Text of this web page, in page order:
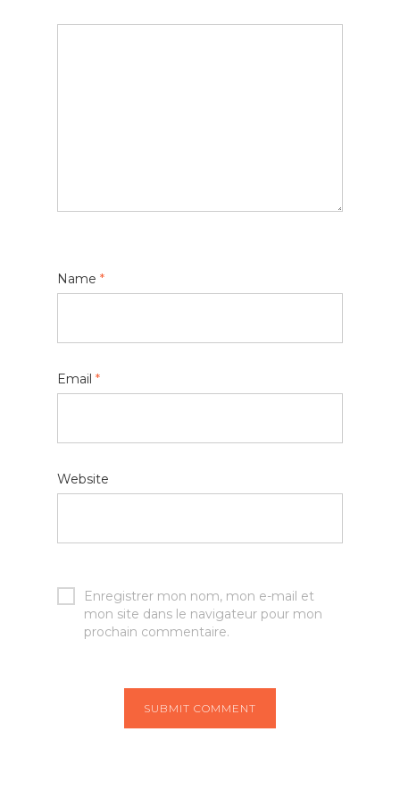
Name *
Email *
Website
Enregistrer mon nom, mon e-mail et
mon site dans le navigateur pour mon
prochain commentaire.